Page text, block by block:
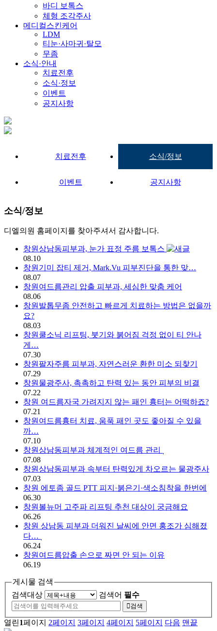
바디 보톡스
체형 조각주사
메디컬스킨케어
LDM
티눈·사마귀·탈모
무좀
소식·안내
치료전후
소식·정보
이벤트
공지사항
치료전후 소식/정보
이벤트 공지사항
소식/정보 | 창원 피부과 디엘의
소식/정보
디엘의원 홈페이지를 찾아주셔서 감사합니다.
창원상남동피부과, 눈가 표정 주름 보톡스
08.10
창원기미 잡티 제거, Mark.Vu 피부진단을 통한 맞…
08.07
창원여드름관리 압출 피부과, 세심한 맞춤 케어
08.06
창원발톱무좀 안전하고 빠르게 치료하는 방법은 없을까
요?
08.03
창원쿨소닉 리프팅, 붓기와 붉어짐 걱정 없이 티 안나
게…
07.30
창원팔자주름 피부과, 자연스러운 환한 미소 되찾기
07.29
창원물광주사, 촉촉하고 탄력 있는 동안 피부의 비결
07.22
창원 여드름자국 가려지지 않는 패인 흉터는 어떡하죠?
07.21
창원여드름흉터 치료, 움푹 패인 곳도 좋아질 수 있을
까…
07.10
창원상남동피부과 체계적인 여드름 관리
07.08
창원상남동피부과 속부터 탄력있게 차오르는 물광주사
07.03
창원 에토좀 골드 PTT 피지·붉은기·색소침착을 한번에
06.30
창원볼뉴머 고주파 리프팅 추천 대상이 궁금해요
06.26
창원 상남동 피부과 더워진 날씨에 안면 홍조가 심해졌
다…
06.24
창원여드름압출 손으로 짜면 안 되는 이유
06.19
게시물 검색
검색대상
검색어 필수
검색
열린1페이지 2페이지 3페이지 4페이지 5페이지 다음 맨끝